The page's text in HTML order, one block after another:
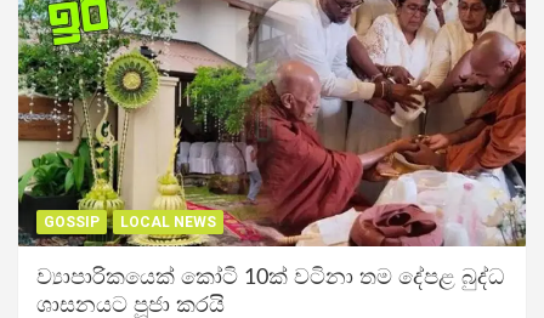
GOSSIP LOCAL NEWS
ව්‍යාපාරිකයෙක් කෝටි 10ක් වටිනා තම දේපළ බුද්ධ
ශාසනයට පූජා කරයි